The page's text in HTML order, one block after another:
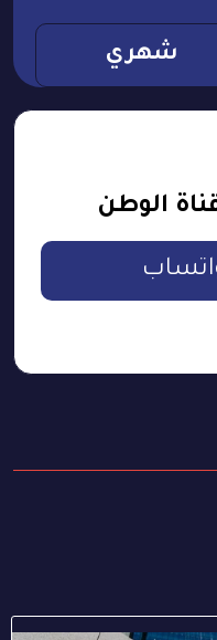
شهري
الوطن